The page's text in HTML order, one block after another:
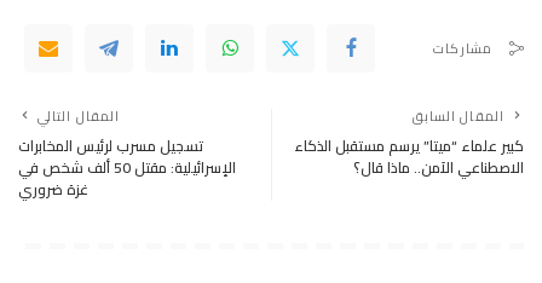
مشاركات
المقال السابق
كبير علماء “ميتا” يرسم مستقبل الذكاء
الاصطناعي الآمن.. ماذا قال؟
المقال التالي
تسجيل مسرب لرئيس المخابرات
الإسرائيلية: مقتل 50 ألف شخص في
غزة ضروري